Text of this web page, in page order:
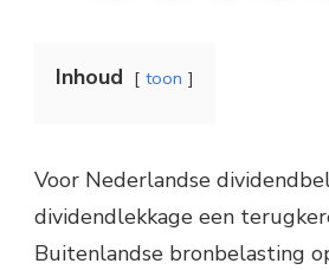
Inhoud toon
Voor Nederlandse
dividendlekkage een
Buitenlandse bronbelasting